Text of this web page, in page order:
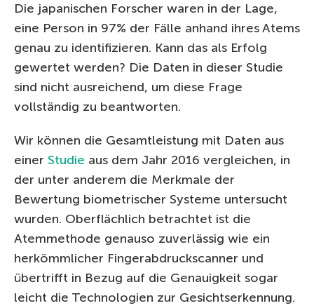
Die japanischen Forscher waren in der Lage,
eine Person in 97% der Fälle anhand ihres Atems
genau zu identifizieren. Kann das als Erfolg
gewertet werden? Die Daten in dieser Studie
sind nicht ausreichend, um diese Frage
vollständig zu beantworten.
Wir können die Gesamtleistung mit Daten aus
einer Studie aus dem Jahr 2016 vergleichen, in
der unter anderem die Merkmale der
Bewertung biometrischer Systeme untersucht
wurden. Oberflächlich betrachtet ist die
Atemmethode genauso zuverlässig wie ein
herkömmlicher Fingerabdruckscanner und
übertrifft in Bezug auf die Genauigkeit sogar
leicht die Technologien zur Gesichtserkennung.